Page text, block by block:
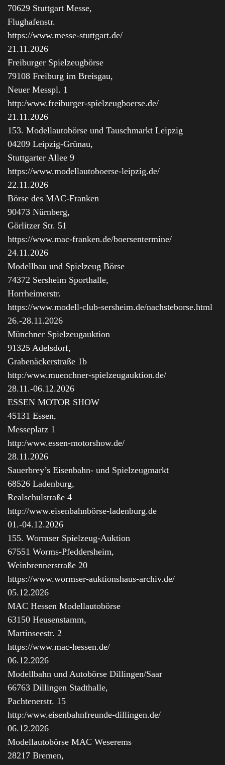
70629 Stuttgart Messe,
Flughafenstr.
https://www.messe-stuttgart.de/
21.11.2026
Freiburger Spielzeugbörse
79108 Freiburg im Breisgau,
Neuer Messpl. 1
http:/www.freiburger-spielzeugboerse.de/
21.11.2026
153. Modellautobörse und Tauschmarkt Leipzig
04209 Leipzig-Grünau,
Stuttgarter Allee 9
https://www.modellautoboerse-leipzig.de/
22.11.2026
Börse des MAC-Franken
90473 Nürnberg,
Görlitzer Str. 51
https://www.mac-franken.de/boersentermine/
24.11.2026
Modellbau und Spielzeug Börse
74372 Sersheim Sporthalle,
Horrheimerstr.
https://www.modell-club-sersheim.de/nachsteborse.html
26.-28.11.2026
Münchner Spielzeugauktion
91325 Adelsdorf,
Grabenäckerstraße 1b
http:/www.muenchner-spielzeugauktion.de/
28.11.-06.12.2026
ESSEN MOTOR SHOW
45131 Essen,
Messeplatz 1
http:/www.essen-motorshow.de/
28.11.2026
Sauerbrey’s Eisenbahn- und Spielzeugmarkt
68526 Ladenburg,
Realschulstraße 4
http://www.eisenbahnbörse-ladenburg.de
01.-04.12.2026
155. Wormser Spielzeug-Auktion
67551 Worms-Pfeddersheim,
Weinbrennerstraße 20
https://www.wormser-auktionshaus-archiv.de/
05.12.2026
MAC Hessen Modellautobörse
63150 Heusenstamm,
Martinseestr. 2
https://www.mac-hessen.de/
06.12.2026
Modellbahn und Autobörse Dillingen/Saar
66763 Dillingen Stadthalle,
Pachtenerstr. 15
http:/www.eisenbahnfreunde-dillingen.de/
06.12.2026
Modellautobörse MAC Weserems
28217 Bremen,